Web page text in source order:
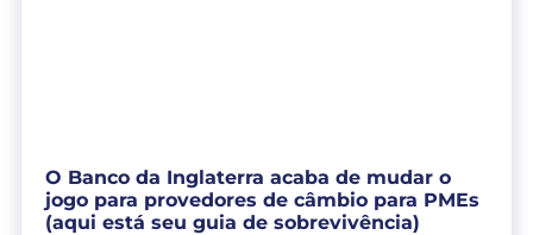
O Banco da Inglaterra acaba de mudar o
jogo para provedores de câmbio para PMEs
(aqui está seu guia de sobrevivência)